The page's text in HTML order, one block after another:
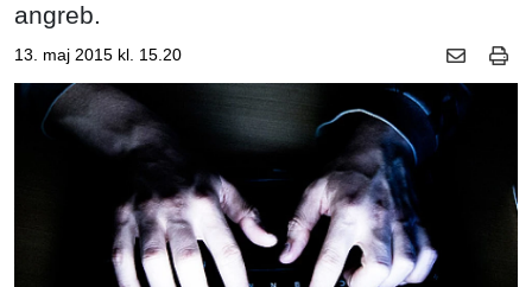
angreb.
13. maj 2015 kl. 15.20